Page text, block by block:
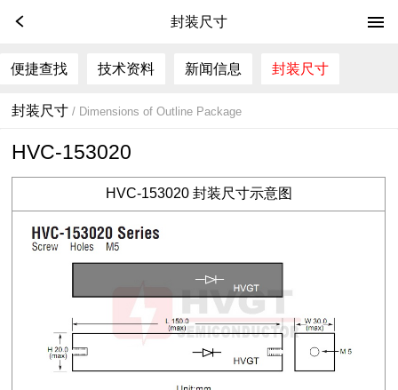
封装尺寸
便捷查找 技术资料 新闻信息 封装尺寸
封装尺寸/ Dimensions of Outline Package
HVC-153020
HVC-153020封装尺寸示意图